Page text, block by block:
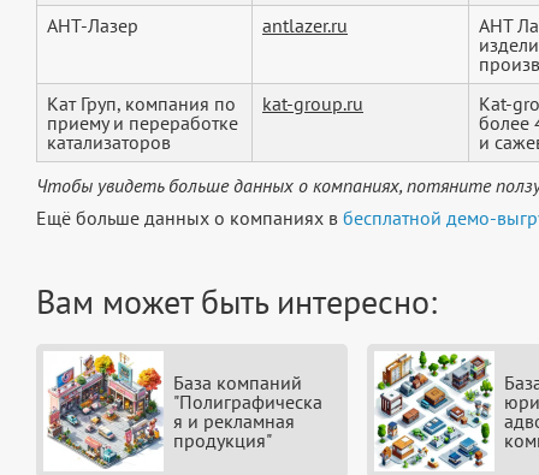
АНТ-Лазер
antlazer.ru
АНТ
Кат Груп, компания по
приему и переработке
катализаторов
kat-group.ru
Kat-
более
и
Чтобы увидеть больше данных о компаниях, потяните
Ещё больше данных о компаниях в бесплатной демо-
Вам может быть интересно:
База компаний
"Полиграфическа
я и рекламная
продукция"